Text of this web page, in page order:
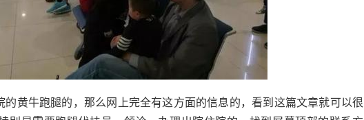
黄牛跑腿的，那么网上完全有这方面的信息的，看到这篇文章就可以很